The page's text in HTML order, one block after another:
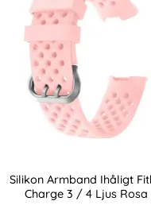
Silikon Armband Ihåligt
Charge 3 / 4 Ljus Rosa